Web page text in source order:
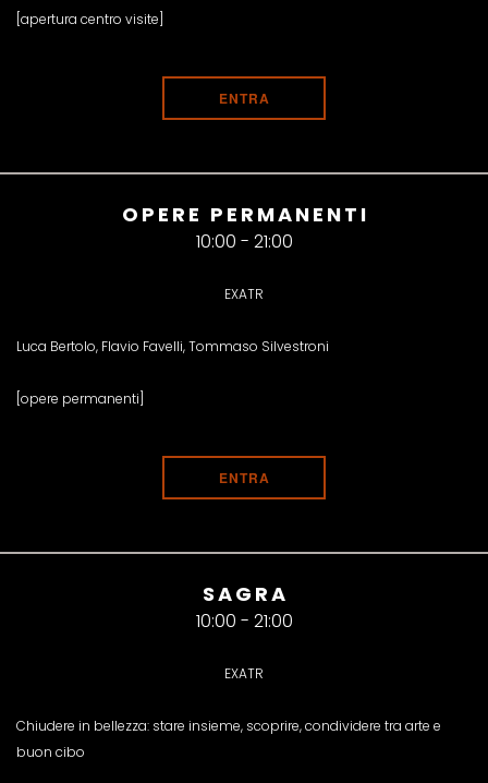
[apertura centro visite]
ENTRA
OPERE PERMANENTI
10:00 - 21:00
EXATR
Luca Bertolo, Flavio Favelli, Tommaso Silvestroni
[opere permanenti]
ENTRA
SAGRA
10:00 - 21:00
EXATR
Chiudere in bellezza: stare insieme, scoprire, condividere tra arte e
buon cibo